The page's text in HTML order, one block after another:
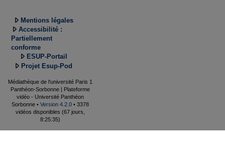
Mentions légales
Accessibilité :
Partiellement
conforme
ESUP-Portail
Projet Esup-Pod
Médiathèque de l'université Paris 1
Panthéon-Sorbonne | Plateforme
vidéo - Université Panthéon
Sorbonne • Version 4.2.0 • 3378
vidéos disponibles (67 jours,
8:25:35)